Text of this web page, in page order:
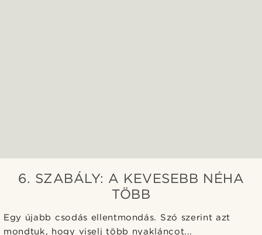
6. SZABÁLY: A KEVESEBB NÉHA
TÖBB
Egy újabb csodás ellentmondás. Szó szerint azt
mondtuk, hogy viselj több nyakláncot...